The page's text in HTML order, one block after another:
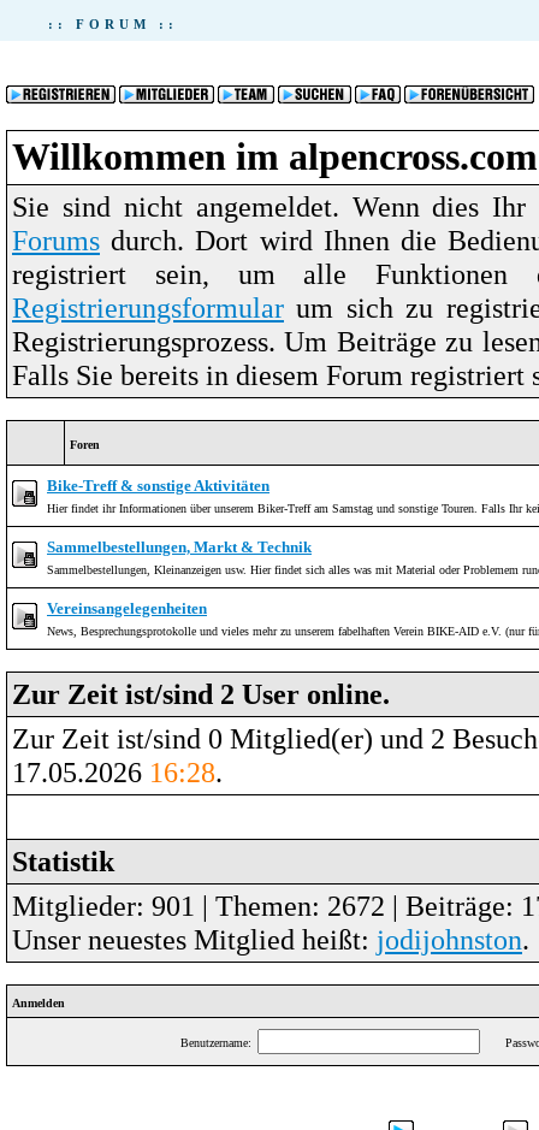
:: FORUM ::
Willkommen im
Sie sind nicht angemeldet. Wenn dies
Forums durch. Dort wird Ihnen die
registriert sein, um alle Funktionen
Registrierungsformular um sich zu
Registrierungsprozess. Um Beiträge zu
Falls Sie bereits in diesem Forum registriert
Foren
Bike-Treff & sonstige Aktivitäten
Hier findet ihr Informationen über unserem Biker-Treff am Samstag und sonstige Touren. Falls Ihr
Sammelbestellungen, Markt & Technik
Sammelbestellungen, Kleinanzeigen usw. Hier findet sich alles was mit Material oder Problemem
Vereinsangelegenheiten
News, Besprechungsprotokolle und vieles mehr zu unserem fabelhaften Verein BIKE-AID e.V. (nur
Zur Zeit ist/sind 2 User online.
Zur Zeit ist/sind 0 Mitglied(er) und 2
17.05.2026 16:28.
Statistik
Mitglieder: 901 | Themen: 2672 | Beiträge:
Unser neuestes Mitglied heißt: jodijohnston.
Anmelden
Benutzername: